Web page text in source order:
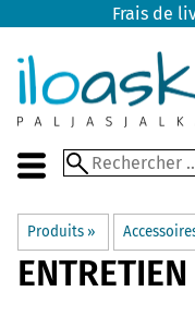
Frais de
Produits ‪»